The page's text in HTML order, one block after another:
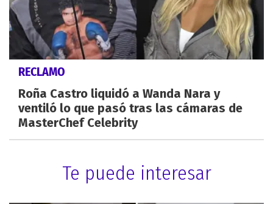
RECLAMO
Roña Castro liquidó a Wanda Nara y
ventiló lo que pasó tras las cámaras de
MasterChef Celebrity
Te puede interesar